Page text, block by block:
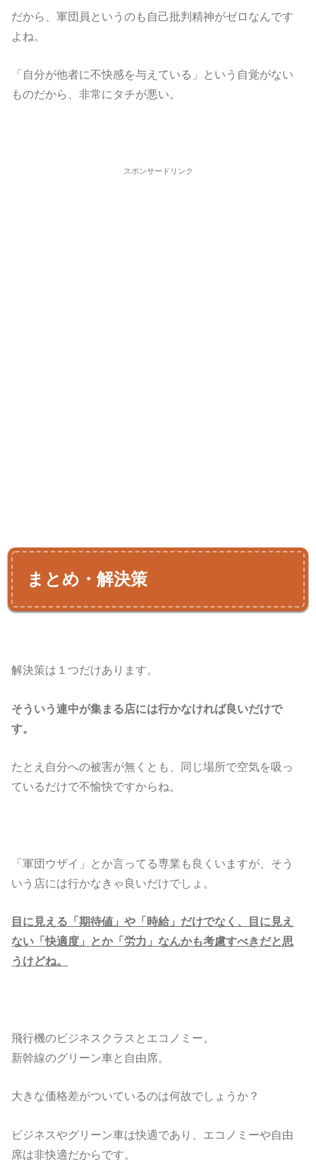
だから、軍団員というのも自己批判精神がゼロなんです
よね。
「自分が他者に不快感を与えている」という自覚がない
ものだから、非常にタチが悪い。
スポンサードリンク
まとめ・解決策
解決策は１つだけあります。
そういう連中が集まる店には行かなければ良いだけで
す。
たとえ自分への被害が無くとも、同じ場所で空気を吸っ
ているだけで不愉快ですからね。
「軍団ウザイ」とか言ってる専業も良くいますが、そう
いう店には行かなきゃ良いだけでしょ。
目に見える「期待値」や「時給」だけでなく、目に見え
ない「快適度」とか「労力」なんかも考慮すべきだと思
うけどね。
飛行機のビジネスクラスとエコノミー。
新幹線のグリーン車と自由席。
大きな価格差がついているのは何故でしょうか？
ビジネスやグリーン車は快適であり、エコノミーや自由
席は非快適だからです。